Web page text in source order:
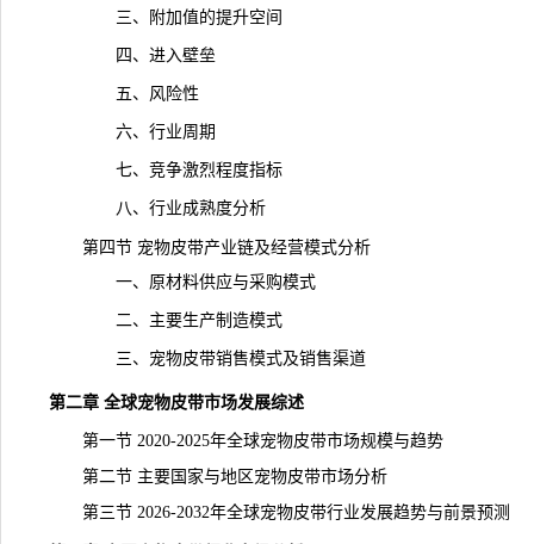
三、附加值的提升空间
四、进入壁垒
五、风险性
六、行业周期
七、竞争激烈程度指标
八、行业成熟度分析
第四节 宠物皮带产业链及经营模式分析
一、原材料供应与采购模式
二、主要生产制造模式
三、宠物皮带销售模式及销售渠道
第二章 全球宠物皮带市场发展综述
第一节 2020-2025年全球宠物皮带市场规模与趋势
第二节 主要国家与地区宠物皮带市场分析
第三节 2026-2032年全球宠物皮带行业发展趋势与前景预测